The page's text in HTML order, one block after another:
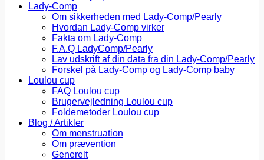
Lady-Comp
Om sikkerheden med Lady-Comp/Pearly
Hvordan Lady-Comp virker
Fakta om Lady-Comp
F.A.Q LadyComp/Pearly
Lav udskrift af din data fra din Lady-Comp/Pearly
Forskel på Lady-Comp og Lady-Comp baby
Loulou cup
FAQ Loulou cup
Brugervejledning Loulou cup
Foldemetoder Loulou cup
Blog / Artikler
Om menstruation
Om prævention
Generelt